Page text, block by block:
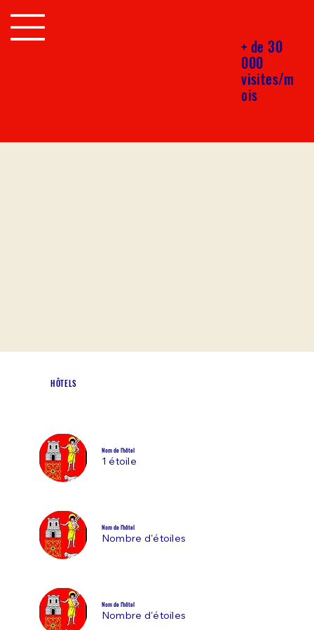
+ de 30
000
visites/m
ois
HÔTELS
Nom de l'hôtel
1 étoile
Nom de l'hôtel
Nombre d'étoiles
Nom de l'hôtel
Nombre d'étoiles